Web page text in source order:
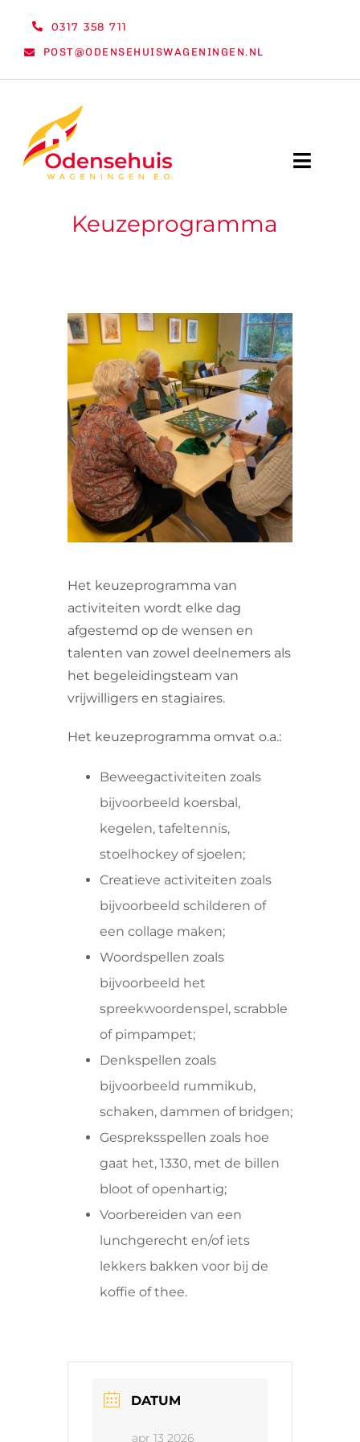
0317 358 711
POST@ODENSEHUISWAGENINGEN.NL
Toggle
WELKOM
VRIJWILLIGERS & STAGIAIRES
CONTACT
Keuzeprogramma
Het keuzeprogramma van
activiteiten wordt elke dag
afgestemd op de wensen en
talenten van zowel deelnemers als
het begeleidingsteam van
vrijwilligers en stagiaires.
Het keuzeprogramma omvat o.a.:
Beweegactiviteiten zoals
bijvoorbeeld koersbal,
kegelen, tafeltennis,
stoelhockey of sjoelen;
Creatieve activiteiten zoals
bijvoorbeeld schilderen of
een collage maken;
Woordspellen zoals
bijvoorbeeld het
spreekwoordenspel, scrabble
of pimpampet;
Denkspellen zoals
bijvoorbeeld rummikub,
schaken, dammen of bridgen;
Gespreksspellen zoals hoe
gaat het, 1330, met de billen
bloot of openhartig;
Voorbereiden van een
lunchgerecht en/of iets
lekkers bakken voor bij de
koffie of thee.
DATUM
apr 13 2026